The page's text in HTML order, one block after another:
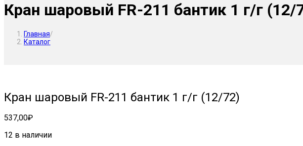
Кран шаровый FR-211 бантик 1 г/г (12/
Главная/
Каталог
Кран шаровый FR-211 бантик 1 г/г (12/72)
537,00₽
12 в наличии